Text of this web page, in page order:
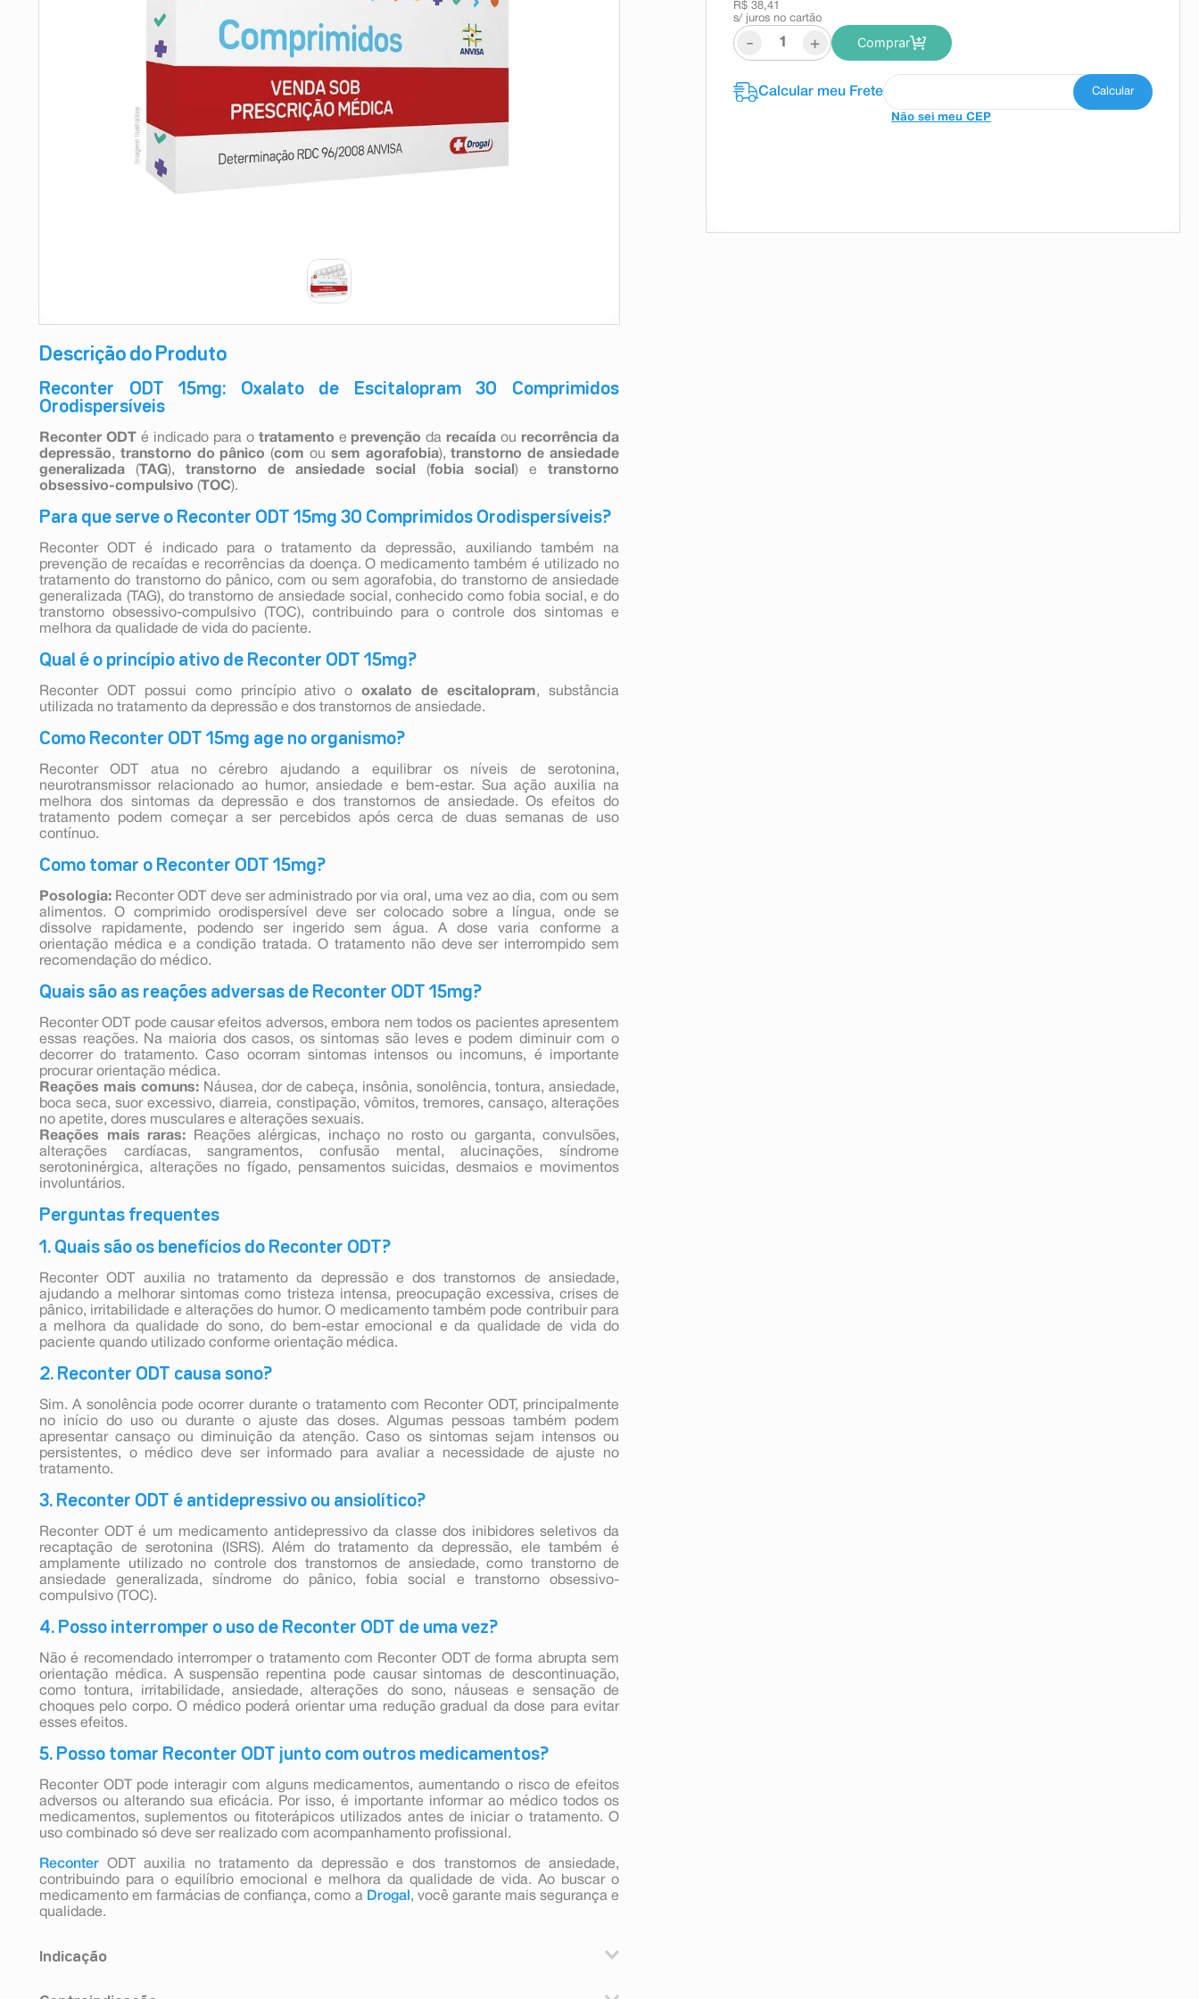
Descrição do Produto
Reconter ODT 15mg: Oxalato de Escitalopram 30 Comprimidos
Orodispersíveis
Reconter ODTé indicado para otratamento e prevenção da recaída ou recorrência da
depressão, transtorno do pânico (com ou sem agorafobia),transtorno de ansiedade
generalizada (TAG), transtorno de ansiedade social (fobia social ) e transtorno
obsessivo-compulsivo (TOC).
Para que serve o Reconter ODT 15mg 30 Comprimidos Orodispersíveis?
Reconter ODT é indicado para o tratamento da depressão, auxiliando também na
prevenção de recaídas e recorrências da doença. O medicamento também é utilizado no
tratamento do transtorno do pânico, com ou sem agorafobia, do transtorno de ansiedade
generalizada (TAG), do transtorno de ansiedade social, conhecido como fobia social, e do
transtorno obsessivo-compulsivo (TOC), contribuindo para o controle dos sintomas e
melhora da qualidade de vida do paciente.
Qual é o princípio ativo de Reconter ODT 15mg?
Reconter ODT possui como princípio ativo ooxalato de escitalopram, substância
utilizada no tratamento da depressão e dos transtornos de ansiedade.
Como Reconter ODT 15mg age no organismo?
Reconter ODT atua no cérebro ajudando a equilibrar os níveis de serotonina,
neurotransmissor relacionado ao humor, ansiedade e bem-estar. Sua ação auxilia na
melhora dos sintomas da depressão e dos transtornos de ansiedade. Os efeitos do
tratamento podem começar a ser percebidos após cerca de duas semanas de uso
contínuo.
Como tomar o Reconter ODT 15mg?
Posologia: Reconter ODT deve ser administrado por via oral, uma vez ao dia, com ou sem
alimentos. O comprimido orodispersível deve ser colocado sobre a língua, onde se
dissolve rapidamente, podendo ser ingerido sem água. A dose varia conforme a
orientação médica e a condição tratada. O tratamento não deve ser interrompido sem
recomendação do médico.
Quais são as reações adversas de Reconter ODT 15mg?
Reconter ODT pode causar efeitos adversos, embora nem todos os pacientes apresentem
essas reações. Na maioria dos casos, os sintomas são leves e podem diminuir com o
decorrer do tratamento. Caso ocorram sintomas intensos ou incomuns, é importante
procurar orientação médica.
Reações mais comuns:Náusea, dor de cabeça, insônia, sonolência, tontura, ansiedade,
boca seca, suor excessivo, diarreia, constipação, vômitos, tremores, cansaço, alterações
no apetite, dores musculares e alterações sexuais.
Reações mais raras: Reações alérgicas, inchaço no rosto ou garganta, convulsões,
alterações cardíacas, sangramentos, confusão mental, alucinações, síndrome
serotoninérgica, alterações no fígado, pensamentos suicidas, desmaios e movimentos
involuntários.
Perguntas frequentes
1. Quais são os benefícios do Reconter ODT?
Reconter ODT auxilia no tratamento da depressão e dos transtornos de ansiedade,
ajudando a melhorar sintomas como tristeza intensa, preocupação excessiva, crises de
pânico, irritabilidade e alterações do humor. O medicamento também pode contribuir para
a melhora da qualidade do sono, do bem-estar emocional e da qualidade de vida do
paciente quando utilizado conforme orientação médica.
2. Reconter ODT causa sono?
Sim. A sonolência pode ocorrer durante o tratamento com Reconter ODT, principalmente
no início do uso ou durante o ajuste das doses. Algumas pessoas também podem
apresentar cansaço ou diminuição da atenção. Caso os sintomas sejam intensos ou
persistentes, o médico deve ser informado para avaliar a necessidade de ajuste no
tratamento.
3. Reconter ODT é antidepressivo ou ansiolítico?
Reconter ODT é um medicamento antidepressivo da classe dos inibidores seletivos da
recaptação de serotonina (ISRS). Além do tratamento da depressão, ele também é
amplamente utilizado no controle dos transtornos de ansiedade, como transtorno de
ansiedade generalizada, síndrome do pânico, fobia social e transtorno obsessivo-
compulsivo (TOC).
4. Posso interromper o uso de Reconter ODT de uma vez?
Não é recomendado interromper o tratamento com Reconter ODT de forma abrupta sem
orientação médica. A suspensão repentina pode causar sintomas de descontinuação,
como tontura, irritabilidade, ansiedade, alterações do sono, náuseas e sensação de
choques pelo corpo. O médico poderá orientar uma redução gradual da dose para evitar
esses efeitos.
5. Posso tomar Reconter ODT junto com outros medicamentos?
Reconter ODT pode interagir com alguns medicamentos, aumentando o risco de efeitos
adversos ou alterando sua eficácia. Por isso, é importante informar ao médico todos os
medicamentos, suplementos ou fitoterápicos utilizados antes de iniciar o tratamento. O
uso combinado só deve ser realizado com acompanhamento profissional.
Reconter ODT auxilia no tratamento da depressão e dos transtornos de ansiedade,
contribuindo para o equilíbrio emocional e melhora da qualidade de vida. Ao buscar o
medicamento em farmácias de confiança, como a Drogal , você garante mais segurança e
qualidade.
Indicação
R$ 38,41
s/ juros no cartão
- + Comprar
Não sei meu CEP
10ºshampoo